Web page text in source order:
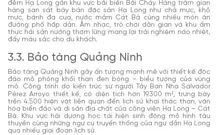
đêm Hạ Long gần khu vực bãi biển Bãi Cháy. Hàng trăm gian
hàng san sát bày bán đặc sản Hạ Long như chả mực, khô
mực, bánh đa cua, nước mắm Cát Bà cùng nhiều món ăn
đường phố hấp dẫn. Âm nhạc, trò chơi dân gian và khu ẩm
thực hải sản nướng thơm lừng mang lại trải nghiệm náo nhiệt,
đầy màu sắc cho du khách.
3.3. Bảo tàng Quảng Ninh
Bảo tàng Quảng Ninh gây ấn tượng mạnh mẽ với thiết kế độc
đáo mô phỏng khối than đen bóng – biểu tượng của vùng
mỏ. Công trình do kiến trúc sư người Tây Ban Nha Salvador
Pérez Arroyo thiết kế, có diện tích hơn 19.300 m², trưng bày
trên 4.500 hiện vật liên quan đến lịch sử khai thác than, văn
hóa biển đảo và di sản địa chất của công viên Hạ Long – Cát
Bà. Khu vực hải dương học tái hiện sinh động mô hình tàu
thuyền cùng những ngư cụ truyền thống của ngư dân Hạ Long
qua nhiều giai đoạn lịch sử.